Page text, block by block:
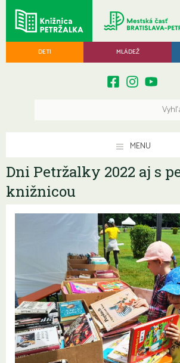
DETI MLÁDEŽ
MENU
Dni Petržalky 2022 aj s
knižnicou